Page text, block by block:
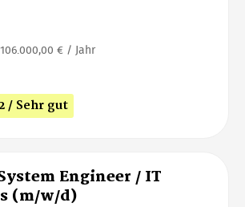
€ / Jahr
/ Sehr gut
Engineer / IT
(m/w/d)